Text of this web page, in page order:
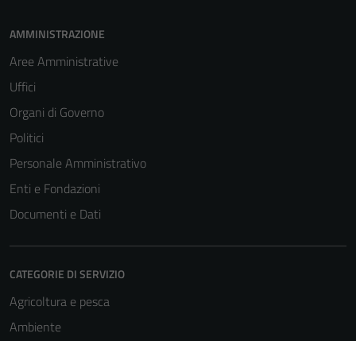
AMMINISTRAZIONE
Aree Amministrative
Uffici
Organi di Governo
Politici
Personale Amministrativo
Enti e Fondazioni
Documenti e Dati
CATEGORIE DI SERVIZIO
Agricoltura e pesca
Ambiente